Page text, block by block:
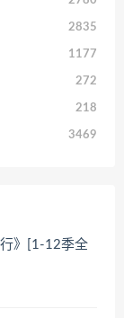
2835
1177
272
218
3469
》[1-12季全